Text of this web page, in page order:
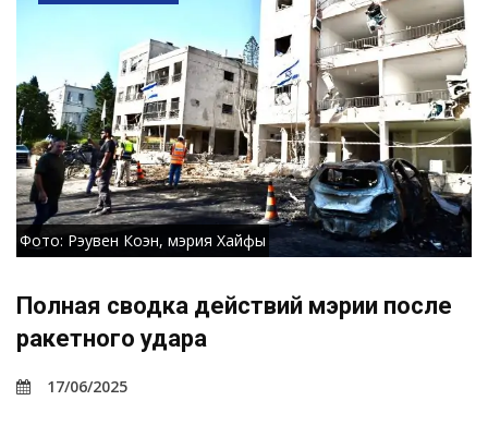
Фото: Рэувен Коэн, мэрия Хайфы
Полная сводка действий мэрии после
ракетного удара
17/06/2025